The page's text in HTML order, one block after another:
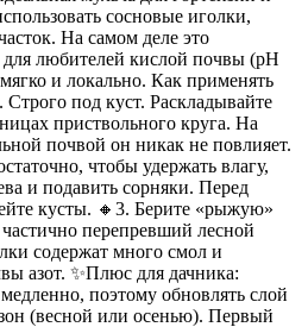
сосновые иголки,
На самом деле это
для любителей кислой почвы (pH
и локально. Как применять
Строго под куст. Раскладывайте
приствольного круга. На
почвой он никак не повлияет.
чтобы удержать влагу,
и подавить сорняки. Перед
кусты. 🔸3. Берите «рыжую»
перепревший лесной
содержат много смол и
азот. ✨Плюс для дачника:
медленно, поэтому обновлять слой
(весной или осенью). Первый